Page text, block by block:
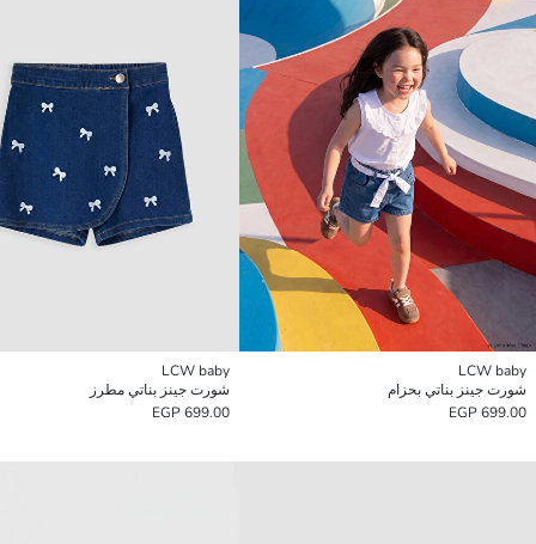
LCW baby
شورت جينز بناتي بحزام
699.00 EGP
LCW baby
شورت جينز بناتي مطرز
699.00 EGP